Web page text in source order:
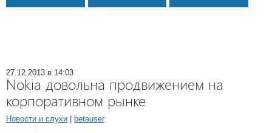
27.12.2013 в 14:03
Nokia довольна продвижением на
корпоративном рынке
Новости и слухи betauser